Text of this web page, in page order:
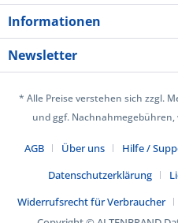
Informationen
Newsletter
* Alle Preise verstehen sich zzgl.
und ggf.
AGB Über uns Hilfe /
Datenschutzerklärung
Widerrufsrecht für Verbraucher